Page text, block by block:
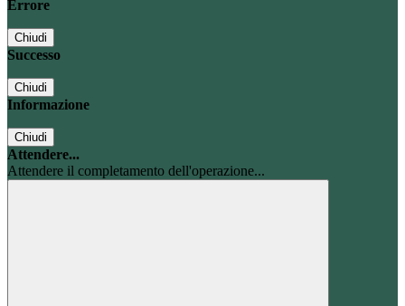
Errore
Chiudi
Successo
Chiudi
Informazione
Chiudi
Attendere...
Attendere il completamento dell'operazione...